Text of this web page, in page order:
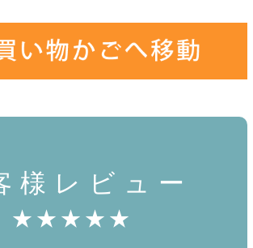
様レビュー
★★★★★